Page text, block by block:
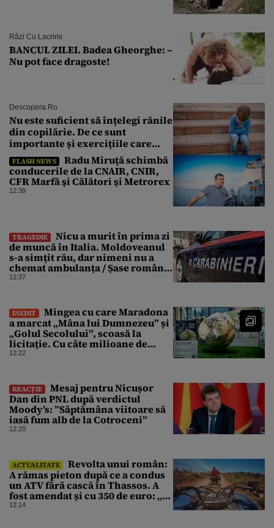
Râzi Cu Lacrimi
BANCUL ZILEI. Badea Gheorghe: –
Nu pot face dragoste!
Descopera.ro
Nu este suficient să înțelegi rănile
din copilărie. De ce sunt
importante și exercițiile care
calmează sistemul nervos
FLASH NEWS
Radu Miruţă schimbă
conducerile de la CNAIR, CNIR,
CFR Marfă şi Călători şi Metrorex
12:39
TRAGEDIE
Nicu a murit în prima zi
de muncă în Italia. Moldoveanul
s-a simțit rău, dar nimeni nu a
chemat ambulanța / Șase români,
anchetați
12:37
INEDIT
Mingea cu care Maradona
a marcat „Mâna lui Dumnezeu” și
„Golul Secolului”, scoasă la
licitație. Cu câte milioane de
dolari ar putea fi vândută
12:22
REACȚIE
Mesaj pentru Nicușor
Dan din PNL după verdictul
Moody’s: ”Săptămâna viitoare să
iasă fum alb de la Cotroceni”
12:20
ACTUALITATE
Revolta unui român:
A rămas pieton după ce a condus
un ATV fără cască în Thassos. A
fost amendat și cu 350 de euro: „Vi
se pare normal?”
12:14